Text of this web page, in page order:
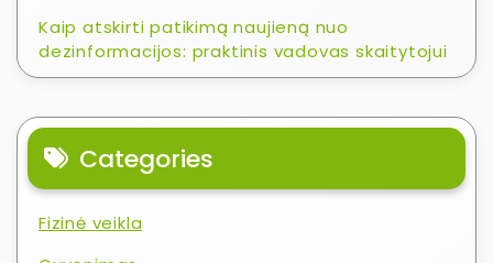
Kaip atskirti patikimą naujieną nuo
dezinformacijos: praktinis vadovas skaitytojui
Categories
Fizinė veikla